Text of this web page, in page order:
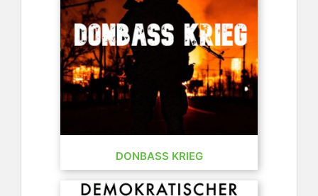
DONBASS KRIEG